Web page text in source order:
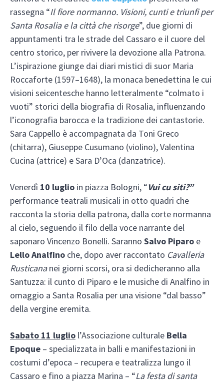
rassegna “Il fiore normanno. Visioni, cunti e triunfi per
Santa Rosalia e la città che risorge”, due giorni di
appuntamenti tra le strade del Cassaro e il cuore del
centro storico, per rivivere la devozione alla Patrona.
L’ispirazione giunge dai diari mistici di suor Maria
Roccaforte (1597–1648), la monaca benedettina le cui
visioni seicentesche hanno letteralmente “colmato i
vuoti” storici della biografia di Rosalia, influenzando
l’iconografia barocca e la tradizione dei cantastorie.
Sara Cappello è accompagnata da Toni Greco
(chitarra), Giuseppe Cusumano (violino), Valentina
Cucina (attrice) e Sara D’Oca (danzatrice).
Venerdì 10 luglio in piazza Bologni, “Vui cu siti?”
performance teatrali musicali in otto quadri che
racconta la storia della patrona, dalla corte normanna
al cielo, seguendo il filo della voce narrante del
saponaro Vincenzo Bonelli. Saranno Salvo Piparo e
Lello Analfino che, dopo aver raccontato Cavalleria
Rusticananei giorni scorsi, ora si dedicheranno alla
Santuzza: il cunto di Piparo e le musiche di Analfino in
omaggio a Santa Rosalia per una visione “dal basso”
della vergine eremita.
Sabato 11 luglio l’Associazione culturale Bella
Epoque – specializzata in balli e manifestazioni in
costumi d’epoca – recupera e teatralizza lungo il
Cassaro e fino a piazza Marina – “La festa di santa